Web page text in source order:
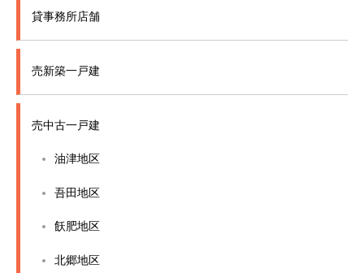
貸事務所店舗
売新築一戸建
売中古一戸建
油津地区
吾田地区
飫肥地区
北郷地区